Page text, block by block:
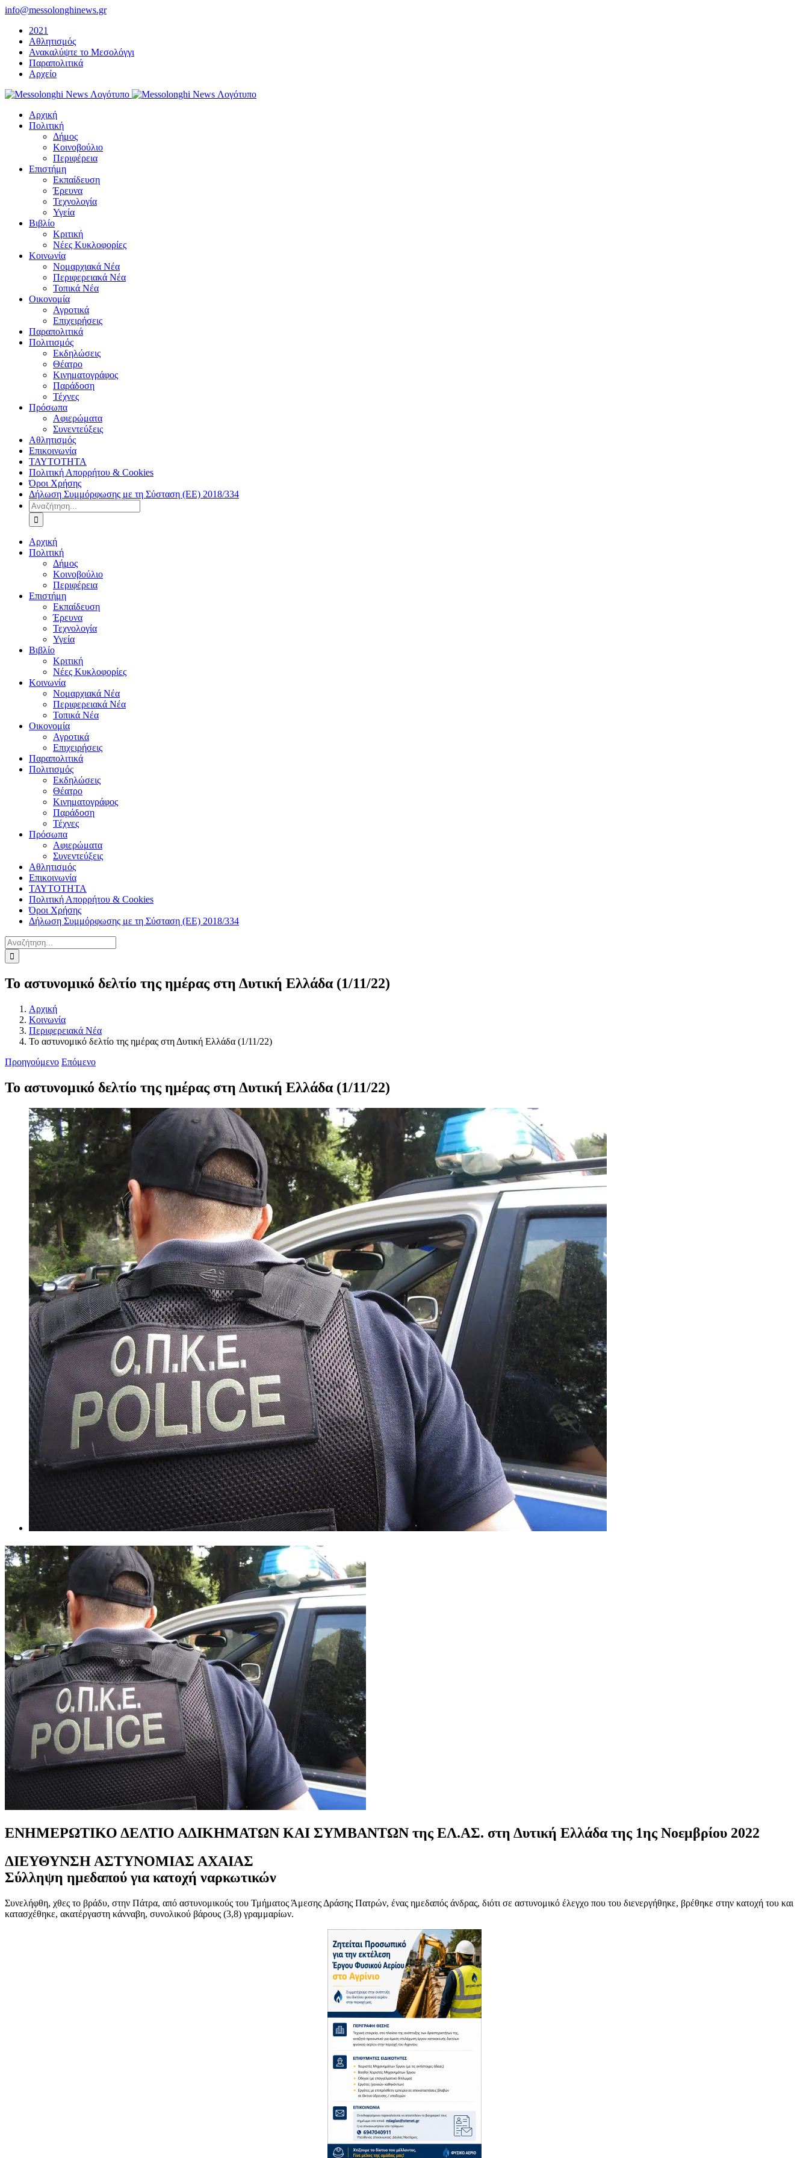
Μετάβαση
περιεχόμενο
info@messolonghinews.gr
2021
Αθλητισμός
Ανακαλύψτε το Μεσολόγγι
Παραπολιτικά
Αρχείο
Αρχική
Πολιτική
Δήμος
Κοινοβούλιο
Περιφέρεια
Επιστήμη
Εκπαίδευση
Έρευνα
Τεχνολογία
Υγεία
Βιβλίο
Κριτική
Νέες Κυκλοφορίες
Κοινωνία
Νομαρχιακά Νέα
Περιφερειακά Νέα
Τοπικά Νέα
Οικονομία
Αγροτικά
Επιχειρήσεις
Παραπολιτικά
Πολιτισμός
Εκδηλώσεις
Θέατρο
Κινηματογράφος
Παράδοση
Τέχνες
Πρόσωπα
Αφιερώματα
Συνεντεύξεις
Αθλητισμός
Επικοινωνία
ΤΑΥΤΟΤΗΤΑ
Πολιτική Απορρήτου & Cookies
Όροι Χρήσης
Δήλωση Συμμόρφωσης με τη Σύσταση (ΕΕ) 2018/334
Αναζήτηση
για:
Αρχική
Πολιτική
Δήμος
Κοινοβούλιο
Περιφέρεια
Επιστήμη
Εκπαίδευση
Έρευνα
Τεχνολογία
Υγεία
Βιβλίο
Κριτική
Νέες Κυκλοφορίες
Κοινωνία
Νομαρχιακά Νέα
Περιφερειακά Νέα
Τοπικά Νέα
Οικονομία
Αγροτικά
Επιχειρήσεις
Παραπολιτικά
Πολιτισμός
Εκδηλώσεις
Θέατρο
Κινηματογράφος
Παράδοση
Τέχνες
Πρόσωπα
Αφιερώματα
Συνεντεύξεις
Αθλητισμός
Επικοινωνία
ΤΑΥΤΟΤΗΤΑ
Πολιτική Απορρήτου & Cookies
Όροι Χρήσης
Δήλωση Συμμόρφωσης με τη Σύσταση (ΕΕ) 2018/334
Αναζήτηση
για:
Το αστυνομικό δελτίο της ημέρας στη Δυτική Ελλάδα (1/11/22)
Αρχική
Κοινωνία
Περιφερειακά Νέα
Το αστυνομικό δελτίο της ημέρας στη Δυτική Ελλάδα (1/11/22)
Προηγούμενο Επόμενο
Το αστυνομικό δελτίο της ημέρας στη Δυτική Ελλάδα (1/11/22)
Προβολή
μεγαλύτερης
εικόνας
ΕΝΗΜΕΡΩΤΙΚΟ ΔΕΛΤΙΟ ΑΔΙΚΗΜΑΤΩΝ ΚΑΙ ΣΥΜΒΑΝΤΩΝ της ΕΛ.ΑΣ. στη Δυτική Ελλάδα της 1ης Νοεμβρίου 2022
ΔΙΕΥΘΥΝΣΗ ΑΣΤΥΝΟΜΙΑΣ ΑΧΑΙΑΣ
Σύλληψη ημεδαπού για κατοχή ναρκωτικών
Συνελήφθη, χθες το βράδυ, στην Πάτρα, από αστυνομικούς του Τμήματος Άμεσης Δράσης Πατρών, ένας ημεδαπός άνδρας, διότι σε αστυνομικό έλεγχο που του διενεργήθηκε, βρέθηκε στην κατοχή του και
κατασχέθηκε, ακατέργαστη κάνναβη, συνολικού βάρους (3,8) γραμμαρίων.